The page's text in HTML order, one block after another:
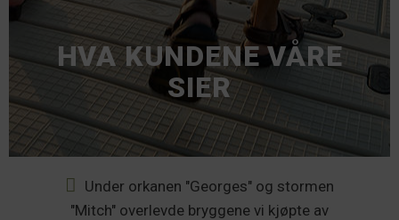
HVA KUNDENE VÅRE
SIER
Under orkanen "Georges" og stormen
"Mitch" overlevde bryggene vi kjøpte av